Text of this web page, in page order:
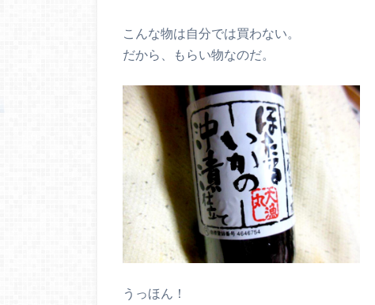
こんな物は自分では買わない。
だから、もらい物なのだ。
うっほん！